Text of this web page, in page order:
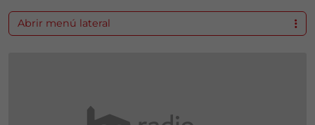
Abrir menú lateral